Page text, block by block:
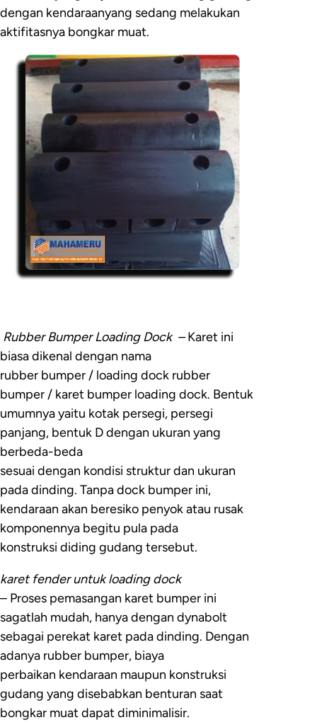
dengan kendaraanyang sedang melakukan
aktifitasnya bongkar muat.
Rubber Bumper Loading Dock –Karet ini
biasa dikenal dengan nama
rubber bumper / loading dock rubber
bumper / karet bumper loading dock. Bentuk
umumnya yaitu kotak persegi, persegi
panjang, bentuk D dengan ukuran yang
berbeda-beda
sesuai dengan kondisi struktur dan ukuran
pada dinding. Tanpa dock bumper ini,
kendaraan akan beresiko penyok atau rusak
komponennya begitu pula pada
konstruksi diding gudang tersebut.
karet fender untuk loading dock
– Proses pemasangan karet bumper ini
sagatlah mudah, hanya dengan dynabolt
sebagai perekat karet pada dinding. Dengan
adanya rubber bumper, biaya
perbaikan kendaraan maupun konstruksi
gudang yang disebabkan benturan saat
bongkar muat dapat diminimalisir.